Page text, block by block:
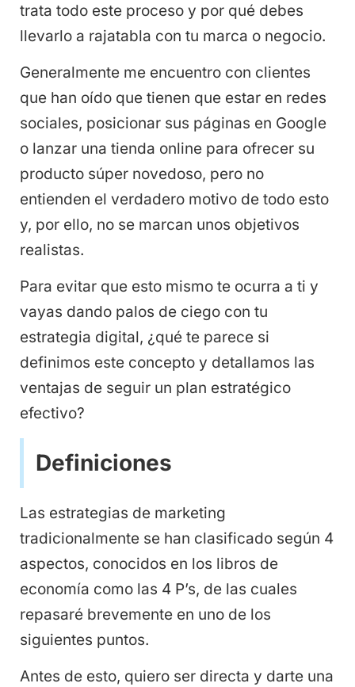
trata todo este proceso y por qué debes
llevarlo a rajatabla con tu marca o negocio.
Generalmente me encuentro con clientes
que han oído que tienen que estar en redes
sociales, posicionar sus páginas en Google
o lanzar una tienda online para ofrecer su
producto súper novedoso, pero no
entienden el verdadero motivo de todo esto
y, por ello, no se marcan unos objetivos
realistas.
Para evitar que esto mismo te ocurra a ti y
vayas dando palos de ciego con tu
estrategia digital, ¿qué te parece si
definimos este concepto y detallamos las
ventajas de seguir un plan estratégico
efectivo?
Definiciones
Las estrategias de marketing
tradicionalmente se han clasificado según 4
aspectos, conocidos en los libros de
economía como las 4 P’s, de las cuales
repasaré brevemente en uno de los
siguientes puntos.
Antes de esto, quiero ser directa y darte una